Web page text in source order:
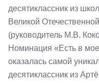
десятиклассник из
Великой
(руководитель М.В.
Номинация «Есть в
оказалась самой
десятиклассник из